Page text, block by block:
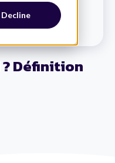
Decline
? Définition